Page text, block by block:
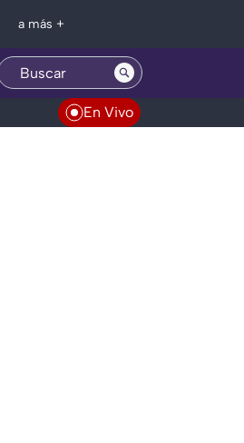
a más +
En Vivo